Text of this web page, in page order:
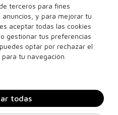
Añadir a la cesta
terceros para fines
anuncios, y para mejorar tu
aceptar todas las cookies
gestionar tus preferencias
optar por rechazar el
tu navegación.
todas